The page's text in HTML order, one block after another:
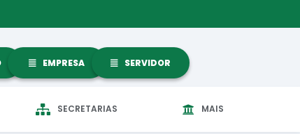
EMPRESA SERVIDOR
SECRETARIAS MAIS